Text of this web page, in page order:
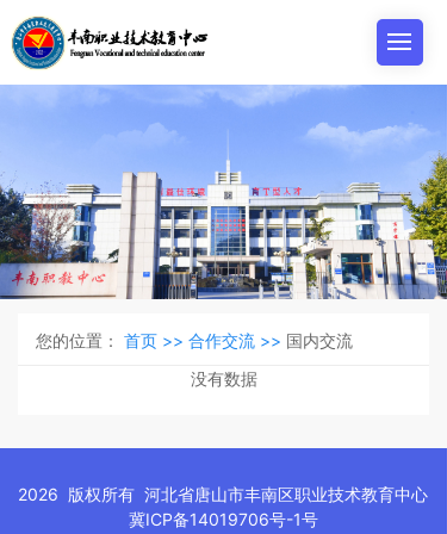
您的位置： 首页 >> 合作交流 >> 国内交流
没有数据
2026 版权所有 河北省唐山市丰南区职业技术教育中心
冀ICP备14019706号-1号